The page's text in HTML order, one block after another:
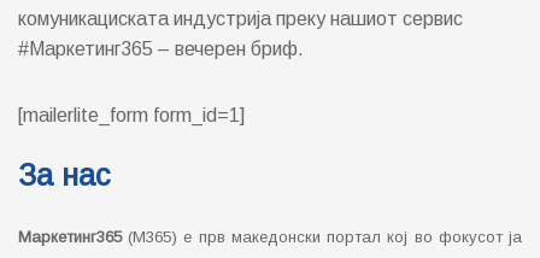
комуникациската индустрија преку нашиот сервис
#Маркетинг365 – вечерен бриф.
[mailerlite_form form_id=1]
За нас
Маркетинг365(М365) е прв македонски портал кој во фокусот ја